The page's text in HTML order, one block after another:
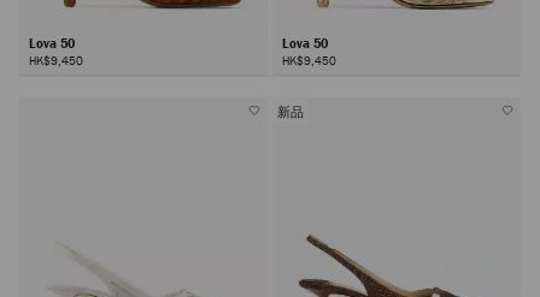
Lova 50
HK$9,450
Lova 50
HK$9,450
新品